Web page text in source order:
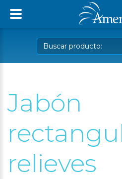
Jabón
relieves